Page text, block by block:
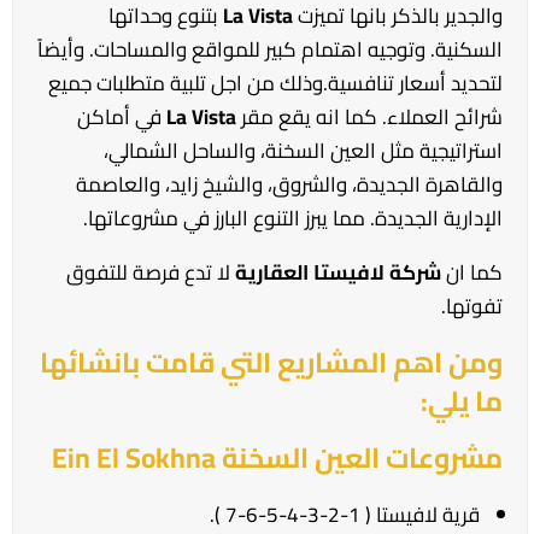
والجدير بالذكر بانها تميزتLa Vistaبتنوع وحداتها
السكنية. وتوجيه اهتمام كبير للمواقع والمساحات. وأيضاً
لتحديد أسعار تنافسية.وذلك من اجل تلبية متطلبات جميع
شرائح العملاء. كما انه يقع مقرLa Vistaفي أماكن
استراتيجية مثل العين السخنة، والساحل الشمالي،
والقاهرة الجديدة، والشروق، والشيخ زايد، والعاصمة
الإدارية الجديدة. مما يبرز التنوع البارز في مشروعاتها.
كما انشركة لافيستا العقاريةلا تدع فرصة للتفوق
تفوتها.
ومن اهم المشاريع التي قامت بانشائها
ما يلي:
مشروعات العين السخنة Ein El Sokhna
قرية لافيستا ( 1-2-3-4-5-6-7 ).